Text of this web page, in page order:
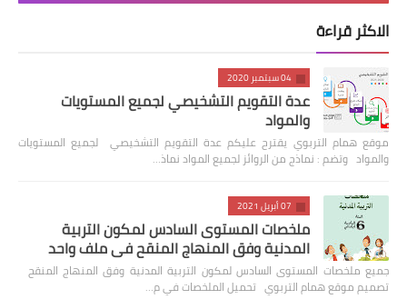
الاكثر قراءة
04 سبتمبر 2020
عدة التقويم التشخيصي لجميع المستويات
والمواد
موقع همام التربوي يقترح عليكم عدة التقويم التشخيصي لجميع المستويات
والمواد وتضم : نماذج من الروائز لجميع المواد نماذ…
07 أبريل 2021
ملخصات المستوى السادس لمكون التربية
المدنية وفق المنهاج المنقح في ملف واحد
جميع ملخصات المستوى السادس لمكون التربية المدنية وفق المنهاج المنقح
تصميم موقع همام التربوي تحميل الملخصات في م…